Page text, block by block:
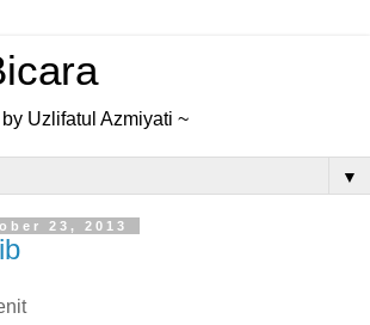
Uzlifatul Azmiyati ~
▼
23, 2013